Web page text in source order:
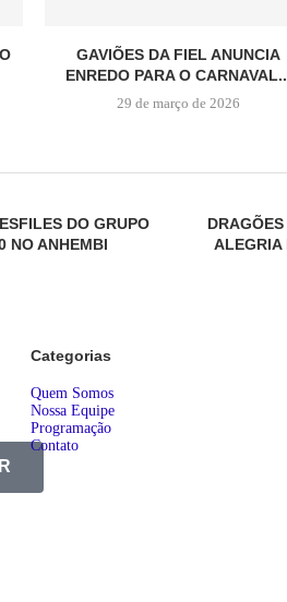
GAVIÕES DA FIEL ANUNCIA
ENREDO PARA O
29 de março de 2026
DO GRUPO
NO ANHEMBI
ALEGRIA
Categorias
Quem Somos
Nossa Equipe
Programação
Contato